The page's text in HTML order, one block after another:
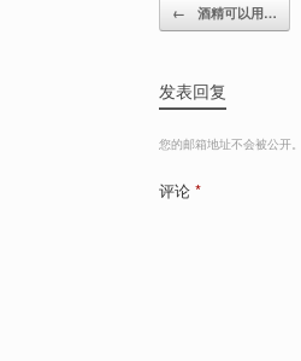
Post navigation
← 酒精可以用…
发表回复
您的邮箱地址不会被公开。
评论 *